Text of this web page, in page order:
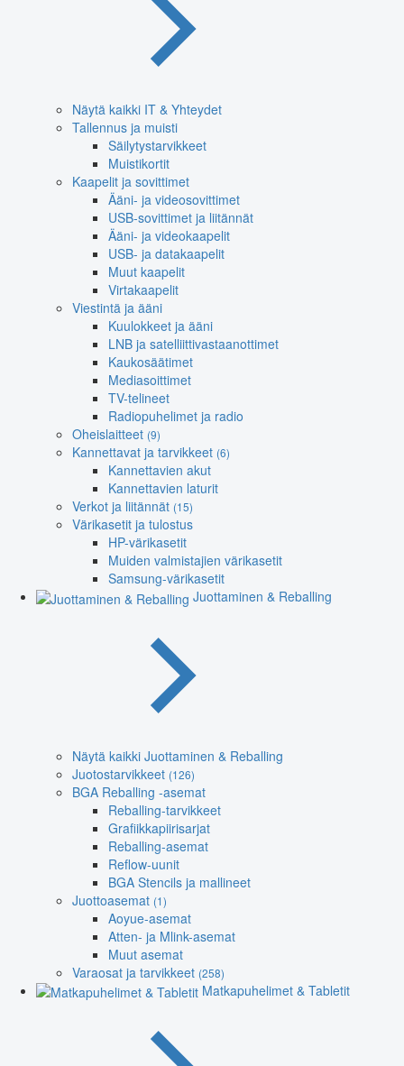
Näytä kaikki IT & Yhteydet
Tallennus ja muisti
Säilytystarvikkeet
Muistikortit
Kaapelit ja sovittimet
Ääni- ja videosovittimet
USB-sovittimet ja liitännät
Ääni- ja videokaapelit
USB- ja datakaapelit
Muut kaapelit
Virtakaapelit
Viestintä ja ääni
Kuulokkeet ja ääni
LNB ja satelliittivastaanottimet
Kaukosäätimet
Mediasoittimet
TV-telineet
Radiopuhelimet ja radio
Oheislaitteet (9)
Kannettavat ja tarvikkeet (6)
Kannettavien akut
Kannettavien laturit
Verkot ja liitännät (15)
Värikasetit ja tulostus
HP-värikasetit
Muiden valmistajien värikasetit
Samsung-värikasetit
Juottaminen & Reballing
Näytä kaikki Juottaminen & Reballing
Juotostarvikkeet (126)
BGA Reballing -asemat
Reballing-tarvikkeet
Grafiikkapiirisarjat
Reballing-asemat
Reflow-uunit
BGA Stencils ja mallineet
Juottoasemat (1)
Aoyue-asemat
Atten- ja Mlink-asemat
Muut asemat
Varaosat ja tarvikkeet (258)
Matkapuhelimet & Tabletit